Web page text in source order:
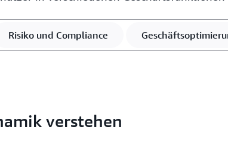
Risiko und Compliance
verstehen